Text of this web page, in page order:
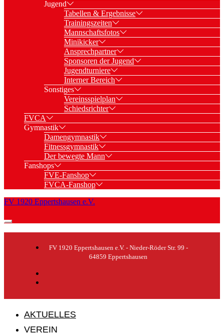
Jugend
Tabellen & Ergebnisse
Trainingszeiten
Mannschaftsfotos
Minikicker
Ansprechpartner
Sponsoren der Jugend
Jugendturniere
Interner Bereich
Sonstiges
Vereinsspielplan
Schiedsrichter
FVCA
Gymnastik
Damengymnastik
Fitnessgymnastik
Der bewegte Mann
Fanshops
FVE-Fanshop
FVCA-Fanshop
FV 1920 Eppertshausen e.V.
FV 1920 Eppertshausen e.V. - Nieder-Röder Str. 99 -
64859 Eppertshausen
AKTUELLES
VEREIN